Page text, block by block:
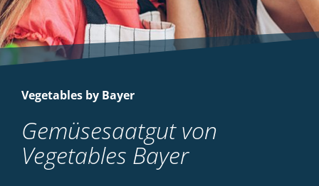
Vegetables by Bayer
Gemüsesaatgut von
Vegetables Bayer